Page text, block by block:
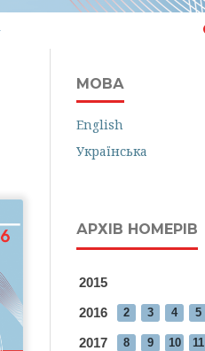
МОВА
English
Українська
АРХІВ НОМЕРІВ
2015
2016 2 3 4 5
2017 8 9 10 11